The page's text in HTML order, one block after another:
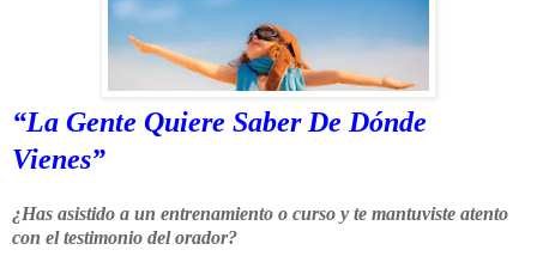
“La Gente Quiere Saber De Dónde
Vienes”
¿Has asistido a un entrenamiento o curso y te mantuviste atento
con el testimonio del orador?